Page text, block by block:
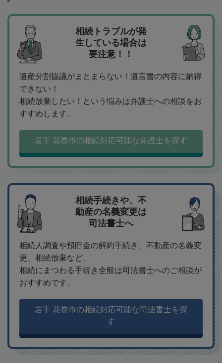
相続トラブルが発
生している場合は
要注意！！
遺産分割協議がまとまらない！遺言書の内容に納得
できない！
相続放棄したい！という悩みは弁護士への相談をお
すすめします。
岩手 花巻市の相続対応可能な弁護士を探す
相続手続きや、不
動産の名義変更は
司法書士へ
相続人調査や預貯金の解約手続き、不動産の名義変
更、相続放棄など、
相続にまつわる手続き全般は司法書士へのご相談が
おすすめです。
岩手 花巻市の相続対応可能な司法書士を探
す